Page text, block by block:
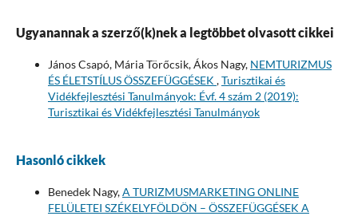
Ugyanannak a szerző(k)nek a legtöbbet olvasott cikkei
János Csapó, Mária Törőcsik, Ákos Nagy, NEMTURIZMUS
ÉS ÉLETSTÍLUS ÖSSZEFÜGGÉSEK ,Turisztikai és
Vidékfejlesztési Tanulmányok: Évf. 4 szám 2 (2019):
Turisztikai és Vidékfejlesztési Tanulmányok
Hasonló cikkek
Benedek Nagy,A TURIZMUSMARKETING ONLINE
FELÜLETEI SZÉKELYFÖLDÖN – ÖSSZEFÜGGÉSEK A